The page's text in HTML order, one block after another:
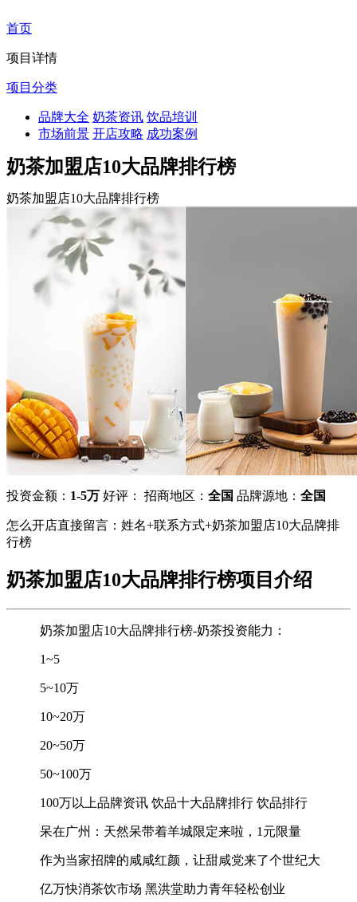
首页
项目详情
项目分类
品牌大全 奶茶资讯 饮品培训
市场前景 开店攻略 成功案例
奶茶加盟店10大品牌排行榜
奶茶加盟店10大品牌排行榜
投资金额： 1-5万 好评： 招商地区： 全国 品牌源地： 全国
怎么开店直接留言：姓名+联系方式+奶茶加盟店10大品牌排
行榜
奶茶加盟店10大品牌排行榜项目介绍
奶茶加盟店10大品牌排行榜-奶茶投资能力：
1~5
5~10万
10~20万
20~50万
50~100万
100万以上品牌资讯 饮品十大品牌排行 饮品排行
呆在广州：天然呆带着羊城限定来啦，1元限量
作为当家招牌的咸咸红颜，让甜咸党来了个世纪大
亿万快消茶饮市场 黑洪堂助力青年轻松创业